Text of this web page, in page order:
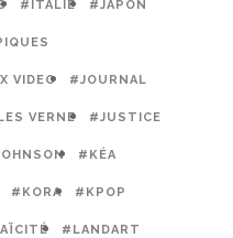
#ITALIE #JAPON
VIDEO #JOURNAL
VERNE #JUSTICE
#KÉA
#KORA #KPOP
#LANDART